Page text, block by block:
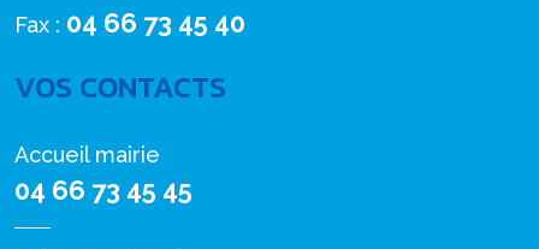
Fax : 04 66 73 45 40
VOS CONTACTS
Accueil mairie
04 66 73 45 45